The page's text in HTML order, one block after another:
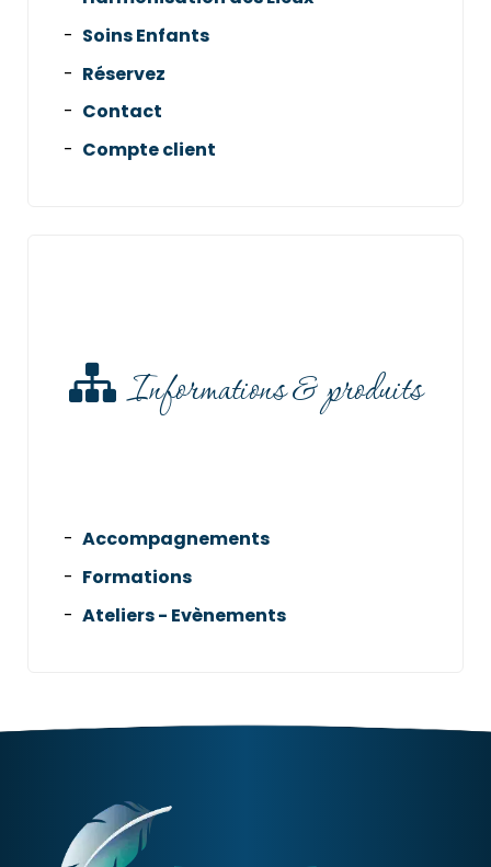
Soins Enfants
Réservez
Contact
Compte client
Informations & produits
Accompagnements
Formations
Ateliers - Evènements